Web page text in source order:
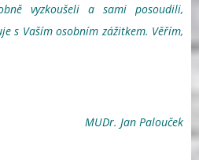
vyzkoušeli a sami posoudili,
s Vaším osobním zážitkem. Věřím,
MUDr. Jan Palouček